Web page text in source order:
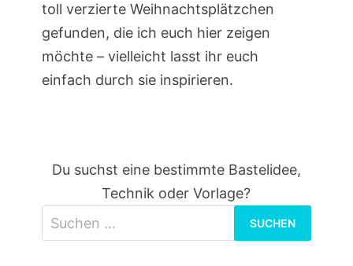
toll verzierte Weihnachtsplätzchen
gefunden, die ich euch hier zeigen
möchte – vielleicht lasst ihr euch
einfach durch sie inspirieren.
Du suchst eine bestimmte Bastelidee,
Technik oder Vorlage?
nach: